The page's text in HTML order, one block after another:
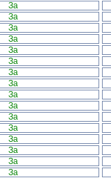
За
За
За
За
За
За
За
За
За
За
За
За
За
За
За
За